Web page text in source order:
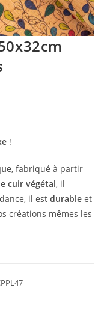
!
, fabriqué à partir
cuir végétal, il
il estdurable et
créations mêmes les